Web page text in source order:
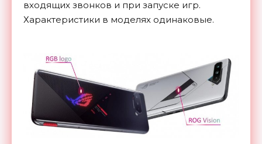
входящих звонков и при запуске игр.
Характеристики в моделях одинаковые.